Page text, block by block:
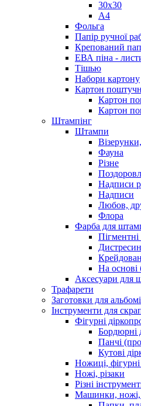
30х30
А4
Фольга
Папір ручної
Крепований
ЕВА піна -
Тішью
Набори картону
Картон
Картон
Картон
Штампінг
Штампи
Фауна
Різне
Надписи
Надписи
Любов,
Флора
Фарба для
На основі
Аксесуари для
Трафарети
Заготовки для
Інструменти для
Фігурні
Бордюрні
Панчі
Кутові
Ножиці,
Ножі, різаки
Різні
Машинки, ножі,